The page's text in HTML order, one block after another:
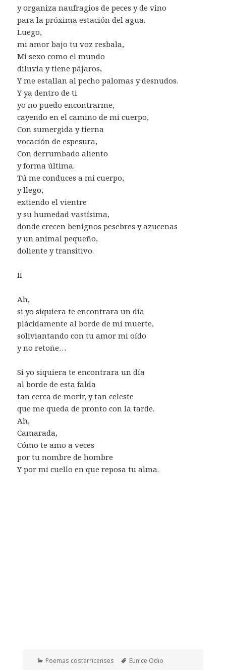
y organiza naufragios de peces y de vino
para la próxima estación del agua.
Luego,
mi amor bajo tu voz resbala,
Mi sexo como el mundo
diluvia y tiene pájaros,
Y me estallan al pecho palomas y desnudos.
Y ya dentro de ti
yo no puedo encontrarme,
cayendo en el camino de mi cuerpo,
Con sumergida y tierna
vocación de espesura,
Con derrumbado aliento
y forma última.
Tú me conduces a mi cuerpo,
y llego,
extiendo el vientre
y su humedad vastísima,
donde crecen benignos pesebres y azucenas
y un animal pequeño,
doliente y transitivo.
II
Ah,
si yo siquiera te encontrara un día
plácidamente al borde de mi muerte,
soliviantando con tu amor mi oído
y no retoñe…
Si yo siquiera te encontrara un día
al borde de esta falda
tan cerca de morir, y tan celeste
que me queda de pronto con la tarde.
Ah,
Camarada,
Cómo te amo a veces
por tu nombre de hombre
Y por mi cuello en que reposa tu alma.
Categorías
Poemas costarricenses Etiquetas
Eunice Odio